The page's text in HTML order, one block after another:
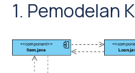
1. Pemodelan